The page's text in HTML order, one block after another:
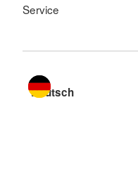
Service
Sprache wechseln zu